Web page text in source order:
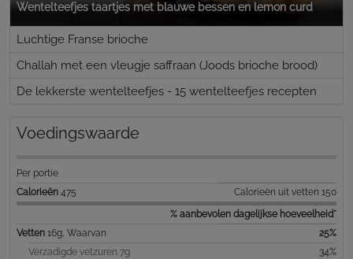
Wentelteefjes taartjes met blauwe bessen en lemon curd
Luchtige Franse brioche
Challah met een vleugje saffraan (Joods brioche brood)
De lekkerste wentelteefjes - 15 wentelteefjes recepten
Voedingswaarde
Per portie
Calorieën 475
Calorieën uit vetten 150
% aanbevolen dagelijkse hoeveelheid*
Vetten 16g, Waarvan
25%
Verzadigde vetzuren 7g
34%